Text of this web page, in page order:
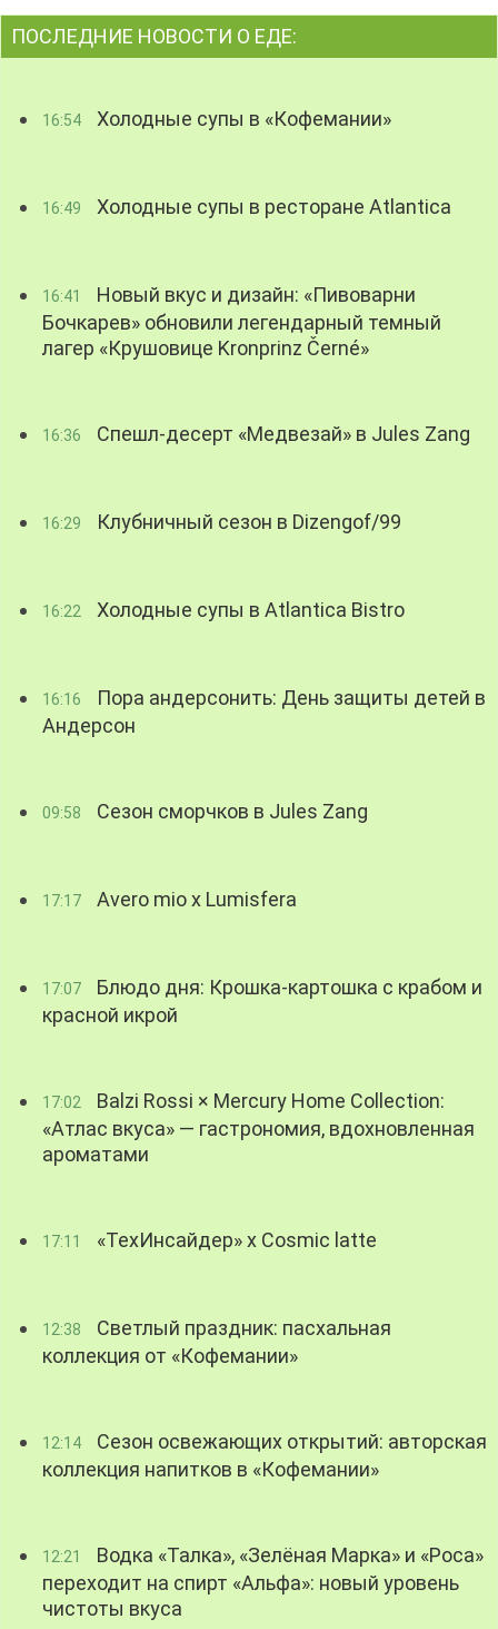
ПОСЛЕДНИЕ НОВОСТИ О ЕДЕ:
16:54 Холодные супы в «Кофемании»
16:49 Холодные супы в ресторане Atlantica
16:41
Новый вкус и дизайн: «Пивоварни
Бочкарев» обновили легендарный темный
лагер «Крушовице Kronprinz Černé»
16:36 Спешл-десерт «Медвезай» в Jules Zang
16:29 Клубничный сезон в Dizengof/99
16:22 Холодные супы в Atlantica Bistro
16:16
Пора андерсонить: День защиты детей в
Андерсон
09:58 Сезон сморчков в Jules Zang
17:17 Avero mio x Lumisfera
17:07
Блюдо дня: Крошка-картошка с крабом и
красной икрой
17:02
Balzi Rossi × Mercury Home Collection:
«Атлас вкуса» — гастрономия, вдохновленная
ароматами
17:11 «ТехИнсайдер» х Cosmic latte
12:38
Светлый праздник: пасхальная
коллекция от «Кофемании»
12:14
Сезон освежающих открытий: авторская
коллекция напитков в «Кофемании»
12:21
Водка «Талка», «Зелёная Марка» и «Роса»
переходит на спирт «Альфа»: новый уровень
чистоты вкуса